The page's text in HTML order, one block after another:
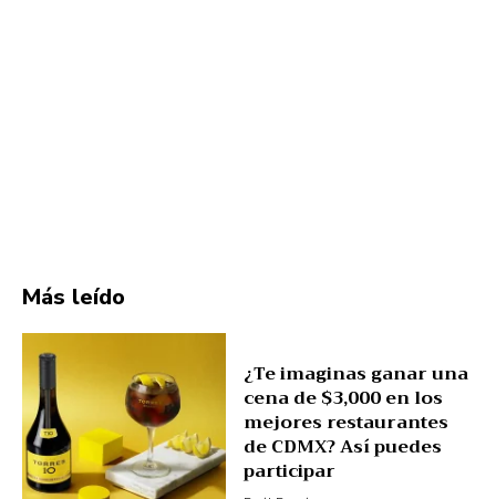
Más leído
¿Te imaginas ganar una
cena de $3,000 en los
mejores restaurantes
de CDMX? Así puedes
participar